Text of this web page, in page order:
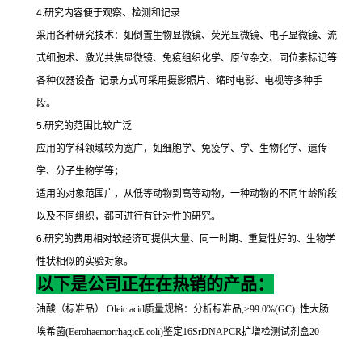
4.研究内容便于观察、检测和记录
采用各种研究技术：如倒置生物显微镜、荧光显微镜、电子显微镜、流
式细胞术、激光共焦显微镜、免疫组织化学、原位杂交、同位素标记等
各种仪器设备 记录方式可采用摄影照片、缩时电影、电视等多种手
段。
5.研究的范围比较广泛
应用的学科领域较为宽广，如细胞学、免疫学、学、生物化学、遗传
学、分子生物学等；
适用的对象范围广，从低等动物到高等动物，一种动物的不同年龄阶段
以及不同组织，都可进行有针对性的研究。
6.研究的费用相对较经济可提供大量、同一时期、重复性好的、生物学
性状相似的实验对象。
以下是公司正在在热销的产品：
油酸（标准品） Oleic acid质量规格：分析标准品,≥99.0%(GC) 性大肠
埃希菌(EerohaemorrhagicE.coli)鉴定16SrDNAPCR扩增检测试剂盒20